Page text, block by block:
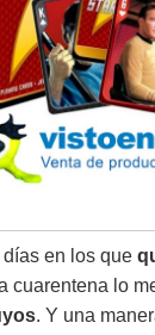
días en los que
cuarentena lo
. Y una